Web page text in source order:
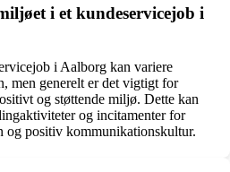
i et kundeservicejob i
i Aalborg kan variere
men generelt er det vigtigt for
og støttende miljø. Dette kan
og incitamenter for
og positiv kommunikationskultur.